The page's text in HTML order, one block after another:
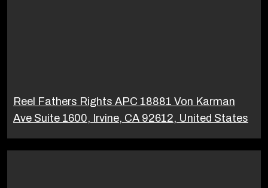
Reel Fathers Rights APC 18881 Von Karman
Ave Suite 1600, Irvine, CA 92612, United States